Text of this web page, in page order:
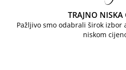
TRAJNO NISKA
Pažljivo smo odabrali širok izbor
niskom